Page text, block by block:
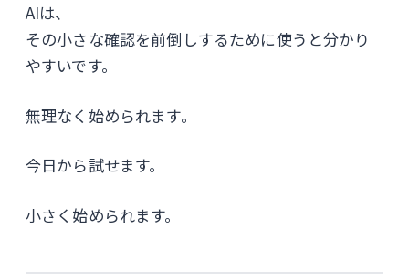
AIは、
その小さな確認を前倒しするために使うと分かり
やすいです。
無理なく始められます。
今日から試せます。
小さく始められます。